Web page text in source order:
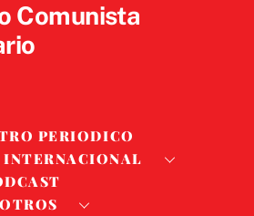
Comunista
PERIODICO
INTERNACIONAL